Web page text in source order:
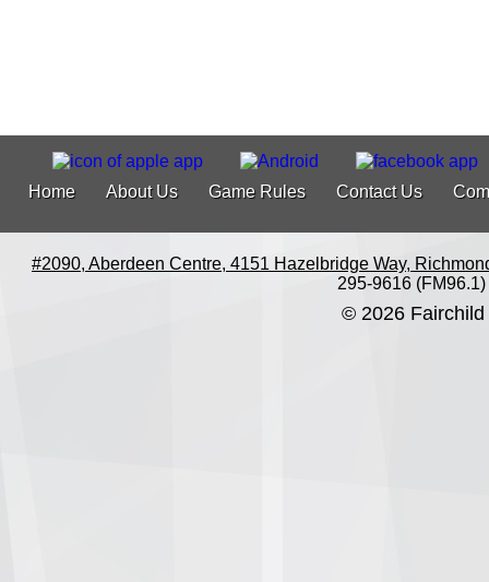
Home About Us Game Rules Contact Us
#2090, Aberdeen Centre, 4151 Hazelbridge Way,
295-9616 (FM96.1)
© 2026 Fairchild